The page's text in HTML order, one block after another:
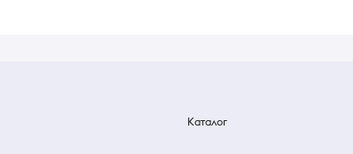
Каталог